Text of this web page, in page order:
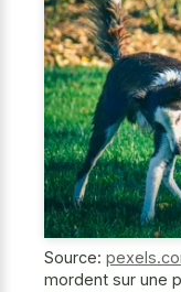
Source:
mordent sur une